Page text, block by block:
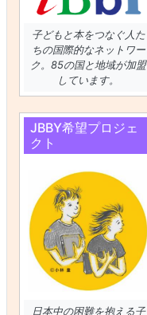
子どもと本をつなぐ人た
ちの国際的なネットワー
ク。85の国と地域が加盟
しています。
JBBY希望プロジェ
クト
日本中の困難を抱える子